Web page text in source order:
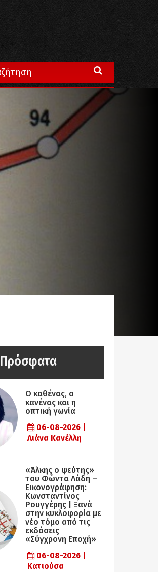
Πρόσφατα
Ο καθένας, ο
κανένας και η
οπτική γωνία
06-08-2026 |
Λιάνα Κανέλλη
«Άλκης ο ψεύτης»
του Φώντα Λάδη –
Εικονογράφηση:
Κωνσταντίνος
Ρουγγέρης | Ξανά
στην κυκλοφορία με
νέο τόμο από τις
εκδόσεις
«Σύγχρονη Εποχή»
06-08-2026 |
Κατιούσα